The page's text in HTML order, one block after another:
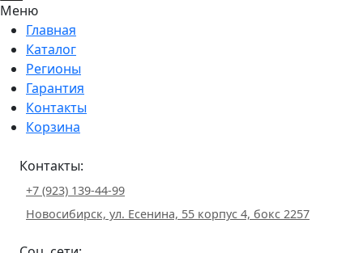
Меню
Главная
Каталог
Регионы
Гарантия
Контакты
Корзина
Контакты:
+7 (923) 139-44-99
Новосибирск, ул. Есенина, 55 корпус 4, бокс 2257